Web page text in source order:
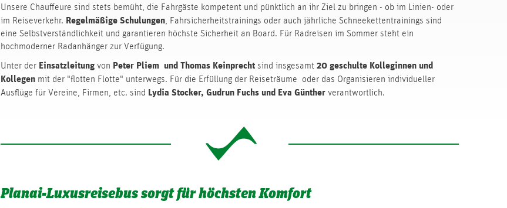
Unsere Chauffeure sind stets bemüht, die Fahrgäste kompetent und pünktlich an ihr Ziel zu bringen - ob im Linien- oder
im Reiseverkehr. RegelmäßigeSchulungen, Fahrsicherheitstrainings oder auch jährliche Schneekettentrainings sind
eine Selbstverständlichkeit und garantieren höchste Sicherheit an Board. Für Radreisen im Sommer steht ein
hochmoderner Radanhänger zur Verfügung.
Unter der Einsatzleitungvon Peter Pliem und Thomas Keinprechtsind insgesamt20 geschulte Kolleginnen und
Kollegen mit der "flotten Flotte" unterwegs. Für die Erfüllung der Reiseträume oder das Organisieren individueller
Ausflüge für Vereine, Firmen, etc. sind Lydia Stocker, Gudrun Fuchs und Eva Güntherverantwortlich.
Planai-Luxusreisebus sorgt für höchsten Komfort